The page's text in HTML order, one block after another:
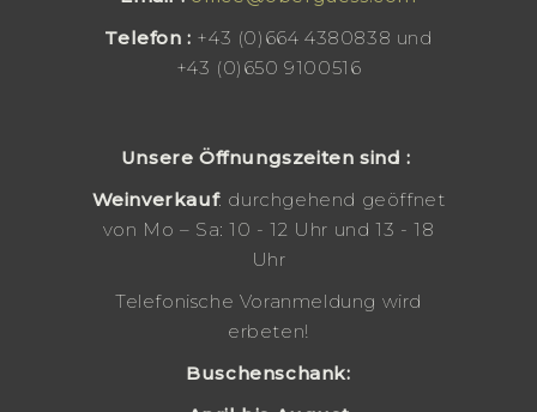
Telefon : +43 (0)664 4380838 und
+43 (0)650 9100516
Unsere Öffnungszeiten sind :
Weinverkauf: durchgehend geöffnet
von Mo – Sa: 10 - 12 Uhr und 13 - 18
Uhr
Telefonische Voranmeldung wird
erbeten!
Buschenschank: